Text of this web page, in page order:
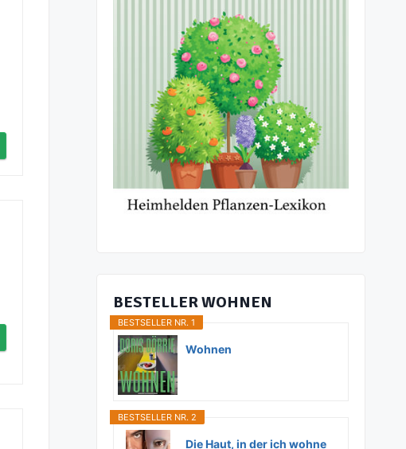
BESTELLER WOHNEN
BESTSELLER NR. 1
Wohnen
BESTSELLER NR. 2
Die Haut, in der ich wohne